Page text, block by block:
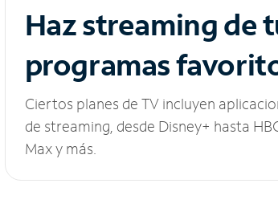
Haz streaming de
programas
Ciertos planes de TV incluyen
de streaming, desde Disney+ hasta
Max y más.